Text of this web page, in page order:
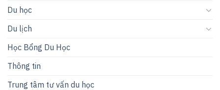
Du học
Du lịch
Học Bổng Du Học
Thông tin
Trung tâm tư vấn du học